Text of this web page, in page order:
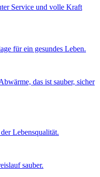
Service und volle Kraft
für ein gesundes Leben.
das ist sauber, sicher
Lebensqualität.
sauber.